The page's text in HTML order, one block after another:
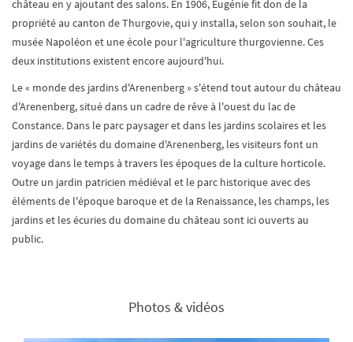
château en y ajoutant des salons. En 1906, Eugénie fit don de la
propriété au canton de Thurgovie, qui y installa, selon son souhait, le
musée Napoléon et une école pour l'agriculture thurgovienne. Ces
deux institutions existent encore aujourd'hui.
Le « monde des jardins d'Arenenberg » s'étend tout autour du château
d'Arenenberg, situé dans un cadre de rêve à l'ouest du lac de
Constance. Dans le parc paysager et dans les jardins scolaires et les
jardins de variétés du domaine d'Arenenberg, les visiteurs font un
voyage dans le temps à travers les époques de la culture horticole.
Outre un jardin patricien médiéval et le parc historique avec des
éléments de l'époque baroque et de la Renaissance, les champs, les
jardins et les écuries du domaine du château sont ici ouverts au
public.
Photos & vidéos